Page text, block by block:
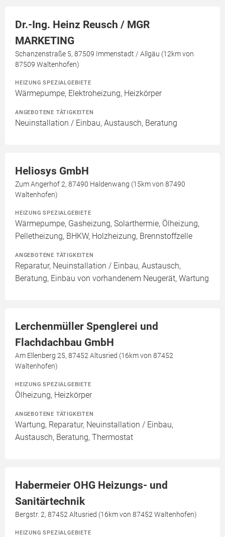
Dr.-Ing. Heinz Reusch / MGR
MARKETING
Schanzenstraße 5, 87509 Immenstadt / Allgäu (12km von
87509 Waltenhofen)
HEIZUNG SPEZIALGEBIETE
Wärmepumpe, Elektroheizung, Heizkörper
ANGEBOTENE TÄTIGKEITEN
Neuinstallation / Einbau, Austausch, Beratung
Heliosys GmbH
Zum Angerhof 2, 87490 Haldenwang (15km von 87490
Waltenhofen)
HEIZUNG SPEZIALGEBIETE
Wärmepumpe, Gasheizung, Solarthermie, Ölheizung,
Pelletheizung, BHKW, Holzheizung, Brennstoffzelle
ANGEBOTENE TÄTIGKEITEN
Reparatur, Neuinstallation / Einbau, Austausch,
Beratung, Einbau von vorhandenem Neugerät, Wartung
Lerchenmüller Spenglerei und
Flachdachbau GmbH
Am Ellenberg 25, 87452 Altusried (16km von 87452
Waltenhofen)
HEIZUNG SPEZIALGEBIETE
Ölheizung, Heizkörper
ANGEBOTENE TÄTIGKEITEN
Wartung, Reparatur, Neuinstallation / Einbau,
Austausch, Beratung, Thermostat
Habermeier OHG Heizungs- und
Sanitärtechnik
Bergstr. 2, 87452 Altusried (16km von 87452 Waltenhofen)
HEIZUNG SPEZIALGEBIETE